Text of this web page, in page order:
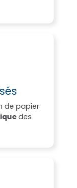
de papier
des